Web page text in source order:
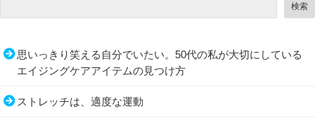
検索
思いっきり笑える自分でいたい。50代の私が大切にしている
エイジングケアアイテムの見つけ方
ストレッチは、適度な運動